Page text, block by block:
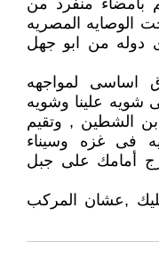
بأمضاء منفرد من
الوصايه المصريه
دوله من ابو جهل
اساسى لمواجهه
شويه علينا وشويه
بن الشطين , وتقيم
فى غزه وسيناء
أمامك على جبل
,عشان المركب